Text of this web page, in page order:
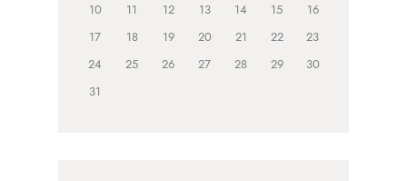
10
11 12 13 14 15
16
17
18 19 20 21 22
23
24
25 26 27 28 29
30
31